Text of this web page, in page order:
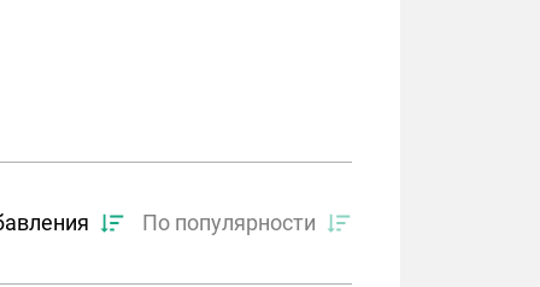
По популярности